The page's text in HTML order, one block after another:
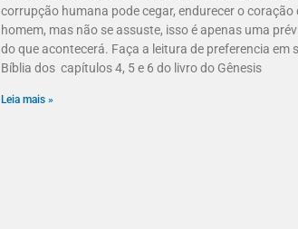
corrupção humana pode cegar, endurecer o coração
homem, mas não se assuste, isso é apenas uma
do que acontecerá. Faça a leitura de preferencia em
Bíblia dos capítulos 4, 5 e 6 do livro do Gênesis
Leia mais »